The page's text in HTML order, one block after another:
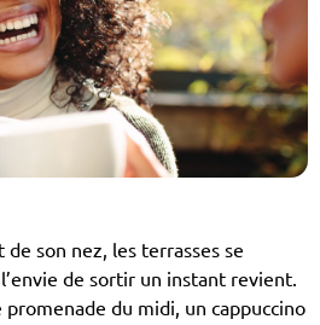
son nez, les terrasses se
de sortir un instant revient.
du midi, un cappuccino